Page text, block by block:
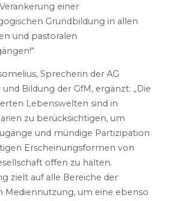
einer
Grundbildung in allen
und pastoralen
Sprecherin der AG
Bildung der GfM, ergänzt: „Die
Lebenswelten sind in
zu berücksichtigen, um
und mündige Partizipation
Erscheinungsformen von
offen zu halten.
zielt auf alle Bereiche der
Mediennutzung, um eine ebenso